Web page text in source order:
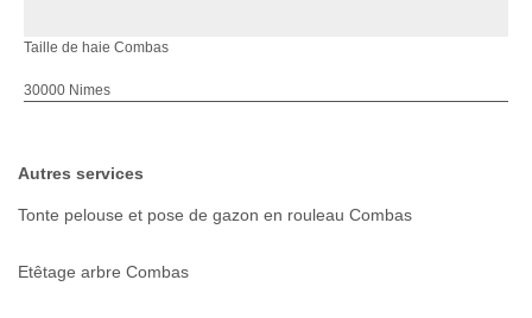
Taille de haie Combas
30000 Nimes
Autres services
Tonte pelouse et pose de gazon en rouleau Combas
Etêtage arbre Combas